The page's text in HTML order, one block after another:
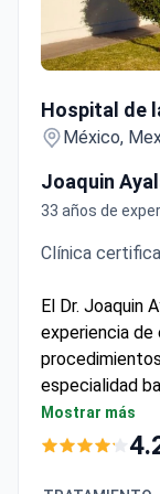
Hospital de
México,
Joaquin
33 años de
Clínica
El Dr. Joaquin
experiencia de
especialidad
de mini-lifting
costar
Mostrar más